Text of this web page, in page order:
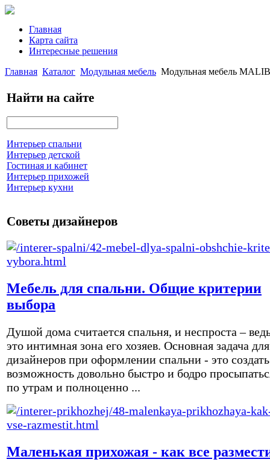
Главная
Карта сайта
Интересные решения
Главная Каталог Модульная мебель Модульная мебель
Найти на сайте
Интерьер спальни
Интерьер детской
Гостиная и кабинет
Интерьер прихожей
Интерьер кухни
Советы дизайнеров
Мебель для спальни. Общие критерии
выбора
Душой дома считается спальня, и неспроста –
это интимная зона его хозяев. Основная задача для
дизайнеров при оформлении спальни - это создать
возможность довольно быстро и бодро
по утрам и полноценно ...
Маленькая прихожая - как все